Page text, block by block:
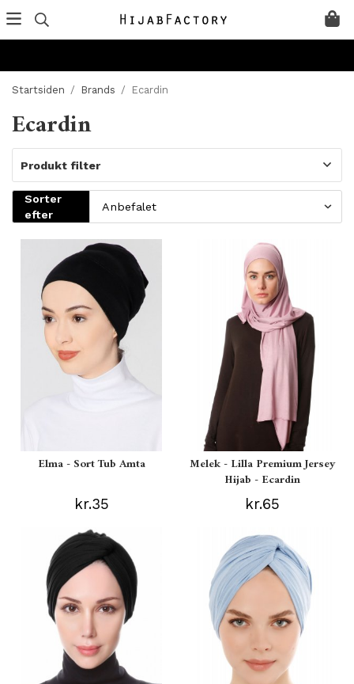
Startsiden / Brands / Ecardin
Ecardin
Produkt filter
Sorter
efter
Elma - Sort Tub Amta
kr.35
Melek - Lilla Premium Jersey
Hijab - Ecardin
kr.65